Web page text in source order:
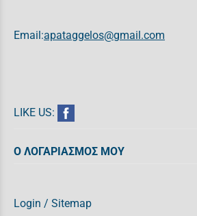
Email:apataggelos@gmail.com
LIKE US:
Ο ΛΟΓΑΡΙΑΣΜΟΣ ΜΟΥ
Login / Sitemap